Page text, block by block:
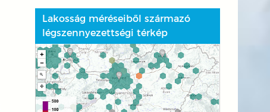
Lakosság méréseiből származó
légszennyezettségi térkép